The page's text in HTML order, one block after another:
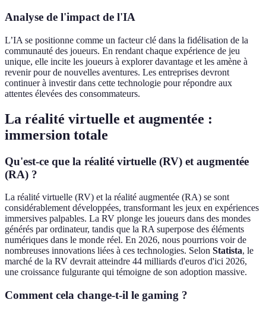
Analyse de l'impact de l'IA
L’IA se positionne comme un facteur clé dans la fidélisation de la
communauté des joueurs. En rendant chaque expérience de jeu
unique, elle incite les joueurs à explorer davantage et les amène à
revenir pour de nouvelles aventures. Les entreprises devront
continuer à investir dans cette technologie pour répondre aux
attentes élevées des consommateurs.
La réalité virtuelle et augmentée :
immersion totale
Qu'est-ce que la réalité virtuelle (RV) et augmentée
(RA) ?
La réalité virtuelle (RV) et la réalité augmentée (RA) se sont
considérablement développées, transformant les jeux en expériences
immersives palpables. La RV plonge les joueurs dans des mondes
générés par ordinateur, tandis que la RA superpose des éléments
numériques dans le monde réel. En 2026, nous pourrions voir de
nombreuses innovations liées à ces technologies. Selon Statista, le
marché de la RV devrait atteindre 44 milliards d'euros d'ici 2026,
une croissance fulgurante qui témoigne de son adoption massive.
Comment cela change-t-il le gaming ?